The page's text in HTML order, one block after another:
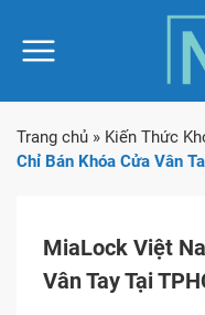
Trang chủ » Kiến Thức
Chỉ Bán Khóa Cửa Vân
MiaLock Việt
Vân Tay Tại